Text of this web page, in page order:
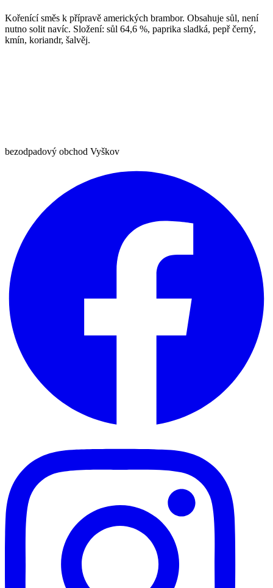
Kořenící směs k přípravě amerických brambor. Obsahuje sůl, není
nutno solit navíc. Složení: sůl 64,6 %, paprika sladká, pepř černý,
kmín, koriandr, šalvěj.
bezodpadový obchod Vyškov